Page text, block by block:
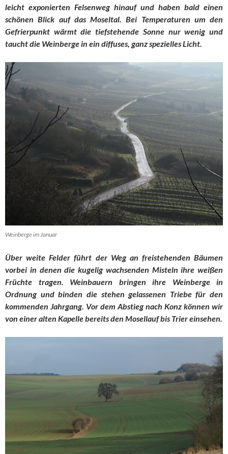
leicht exponierten Felsenweg hinauf und haben bald einen
schönen Blick auf das Moseltal. Bei Temperaturen um den
Gefrierpunkt wärmt die tiefstehende Sonne nur wenig und
taucht die Weinberge in ein diffuses, ganz spezielles Licht.
Weinberge im Januar
Über weite Felder führt der Weg an freistehenden Bäumen
vorbei in denen die kugelig wachsenden Misteln ihre weißen
Früchte tragen. Weinbauern bringen ihre Weinberge in
Ordnung und binden die stehen gelassenen Triebe für den
kommenden Jahrgang. Vor dem Abstieg nach Konz können wir
von einer alten Kapelle bereits den Mosellauf bis Trier einsehen.